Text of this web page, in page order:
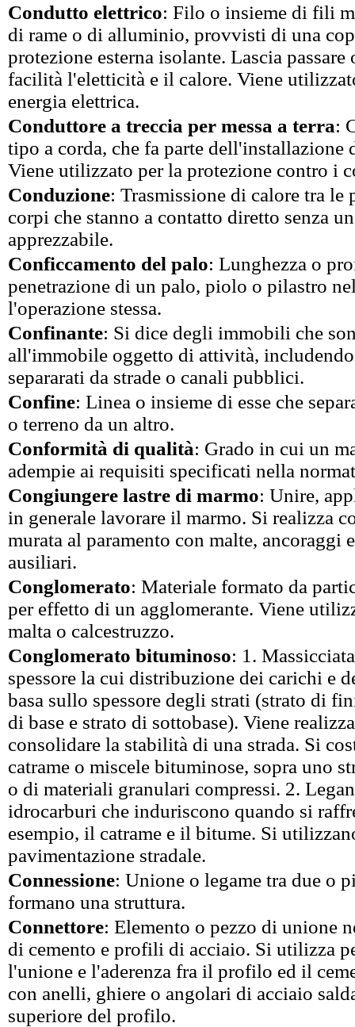
Condutto elettrico: Filo o insieme di fili
di rame o di alluminio, provvisti di una
protezione esterna isolante. Lascia passare
facilità l'eletticità e il calore. Viene
energia elettrica.
Conduttore a treccia per messa a terra:
tipo a corda, che fa parte dell'installazione
Viene utilizzato per la protezione contro i
Conduzione: Trasmissione di calore tra le
corpi che stanno a contatto diretto senza
apprezzabile.
Conficcamento del palo: Lunghezza o
penetrazione di un palo, piolo o pilastro
l'operazione stessa.
Confinante: Si dice degli immobili che
all'immobile oggetto di attività,
separarati da strade o canali pubblici.
Confine: Linea o insieme di esse che
o terreno da un altro.
Conformità di qualità: Grado in cui un
adempie ai requisiti specificati nella
Congiungere lastre di marmo: Unire,
in generale lavorare il marmo. Si realizza
murata al paramento con malte, ancoraggi
ausiliari.
Conglomerato: Materiale formato da
per effetto di un agglomerante. Viene
malta o calcestruzzo.
Conglomerato bituminoso: 1.
spessore la cui distribuzione dei carichi e
basa sullo spessore degli strati (strato di
di base e strato di sottobase). Viene
consolidare la stabilità di una strada. Si
catrame o miscele bituminose, sopra uno
o di materiali granulari compressi. 2.
idrocarburi che induriscono quando si
esempio, il catrame e il bitume. Si
pavimentazione stradale.
Connessione: Unione o legame tra due o
formano una struttura.
Connettore: Elemento o pezzo di unione
di cemento e profili di acciaio. Si utilizza
l'unione e l'aderenza fra il profilo ed il
con anelli, ghiere o angolari di acciaio
superiore del profilo.